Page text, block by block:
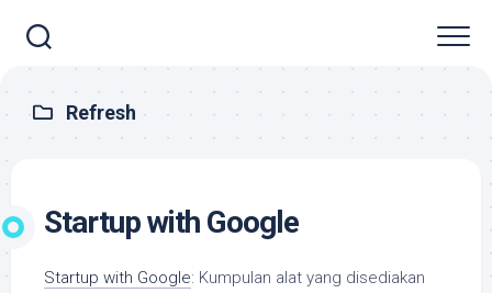
Refresh
Startup with Google
Startup with Google: Kumpulan alat yang disediakan